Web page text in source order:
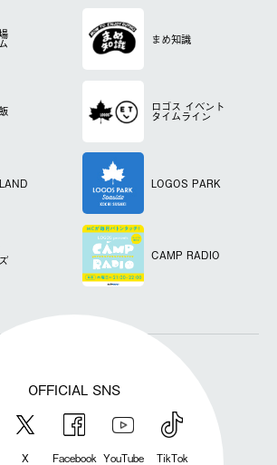
まめ知識
ロゴス イベント
タイムライン
LOGOS PARK
CAMP RADIO
OFFICIAL SNS
X Facebook YouTube TikTok